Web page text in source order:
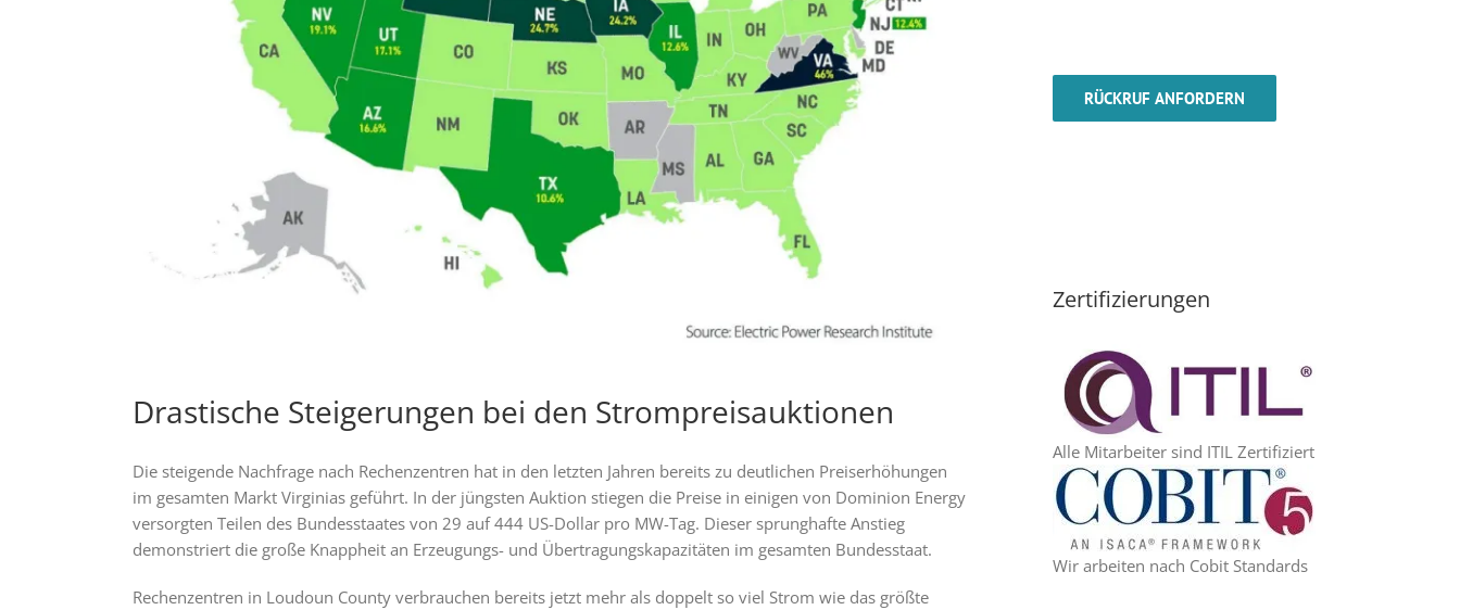
Drastische Steigerungen bei den Strompreisauktionen
Die steigende Nachfrage nach Rechenzentren hat in den letzten Jahren bereits zu deutlichen Preiserhöhungen
im gesamten Markt Virginias geführt. In der jüngsten Auktion stiegen die Preise in einigen von Dominion Energy
versorgten Teilen des Bundesstaates von 29 auf 444 US-Dollar pro MW-Tag. Dieser sprunghafte Anstieg
demonstriert die große Knappheit an Erzeugungs- und Übertragungskapazitäten im gesamten Bundesstaat.
Rechenzentren in Loudoun County verbrauchen bereits jetzt mehr als doppelt so viel Strom wie das größte
Zertifizierungen
Alle Mitarbeiter sind ITIL Zertifiziert
Wir arbeiten nach Cobit Standards